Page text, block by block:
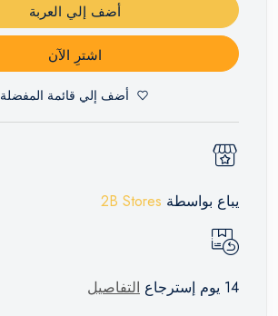
أضف إلي العربة
اشترِ الآن
أضف إلي قائمة المفضلة
يباع بواسطة 2B Stores
14 يوم إسترجاع التفاصيل